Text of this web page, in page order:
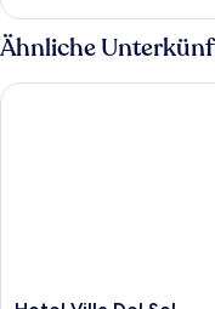
Doppelzimmer,
Nichtraucher,
Gartenblick
Ähnliche
Hotel Villa Del Sol